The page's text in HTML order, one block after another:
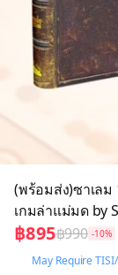
(พร้อมส่ง)ซาเลม
เกมล่าแม่มด by
฿895฿990 -10%
May Require